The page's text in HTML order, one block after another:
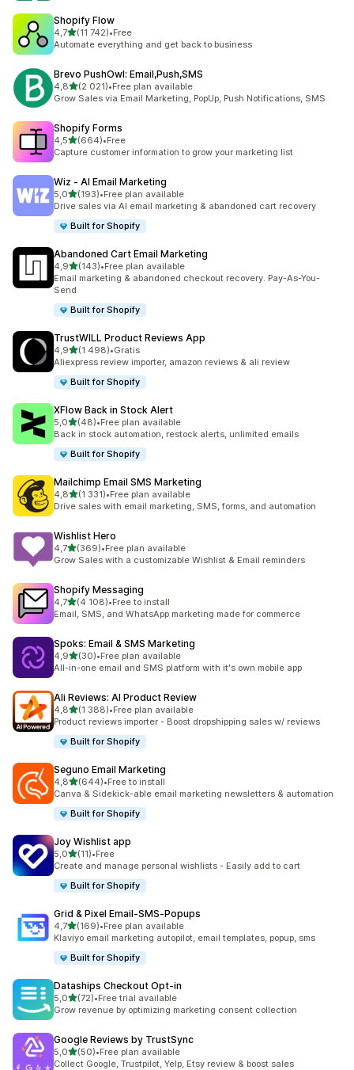
Shopify Flow
4,7na 5 gwiazdek
(11 742)
Łączna liczba recenzji: 11742
•Free
Automate everything and get back to business
Brevo PushOwl: Email,Push,SMS
4,8na 5 gwiazdek
(2 021)
Łączna liczba recenzji: 2021
•Free plan available
Grow Sales via Email Marketing, PopUp, Push Notifications, SMS
Shopify Forms
4,5na 5 gwiazdek
(664)
Łączna liczba recenzji: 664
•Free
Capture customer information to grow your marketing list
Wiz ‑ AI Email Marketing
5,0na 5 gwiazdek
(193)
Łączna liczba recenzji: 193
•Free plan available
Drive sales via AI email marketing & abandoned cart recovery
Built for Shopify
Abandoned Cart Email Marketing
4,9na 5 gwiazdek
(143)
Łączna liczba recenzji: 143
•Free plan available
Email marketing & abandoned checkout recovery. Pay-As-You-
Send
Built for Shopify
TrustWILL Product Reviews App
4,9na 5 gwiazdek
(1 498)
Łączna liczba recenzji: 1498
•Gratis
Aliexpress review importer, amazon reviews & ali review
Built for Shopify
XFlow Back in Stock Alert
5,0na 5 gwiazdek
(48)
Łączna liczba recenzji: 48
•Free plan available
Back in stock automation, restock alerts, unlimited emails
Built for Shopify
Mailchimp Email SMS Marketing
4,8na 5 gwiazdek
(1 331)
Łączna liczba recenzji: 1331
•Free plan available
Drive sales with email marketing, SMS, forms, and automation
Wishlist Hero
4,7na 5 gwiazdek
(369)
Łączna liczba recenzji: 369
•Free plan available
Grow Sales with a customizable Wishlist & Email reminders
Shopify Messaging
4,7na 5 gwiazdek
(4 108)
Łączna liczba recenzji: 4108
•Free to install
Email, SMS, and WhatsApp marketing made for commerce
Spoks: Email & SMS Marketing
4,9na 5 gwiazdek
(30)
Łączna liczba recenzji: 30
•Free plan available
All-in-one email and SMS platform with it's own mobile app
Ali Reviews: AI Product Review
4,8na 5 gwiazdek
(1 388)
Łączna liczba recenzji: 1388
•Free plan available
Product reviews importer - Boost dropshipping sales w/ reviews
Built for Shopify
Seguno Email Marketing
4,8na 5 gwiazdek
(644)
Łączna liczba recenzji: 644
•Free to install
Canva & Sidekick-able email marketing newsletters & automation
Built for Shopify
Joy Wishlist app
5,0na 5 gwiazdek
(11)
Łączna liczba recenzji: 11
•Free
Create and manage personal wishlists - Easily add to cart
Built for Shopify
Grid & Pixel Email‑SMS‑Popups
4,7na 5 gwiazdek
(169)
Łączna liczba recenzji: 169
•Free plan available
Klaviyo email marketing autopilot, email templates, popup, sms
Built for Shopify
Dataships Checkout Opt‑in
5,0na 5 gwiazdek
(72)
Łączna liczba recenzji: 72
•Free trial available
Grow revenue by optimizing marketing consent collection
Google Reviews by TrustSync
5,0na 5 gwiazdek
(50)
Łączna liczba recenzji: 50
•Free plan available
Collect Google, Trustpilot, Yelp, Etsy review & boost sales